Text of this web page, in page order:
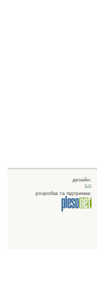
дизайн:
tux
розробка та підтримка: